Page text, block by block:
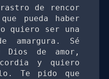
de rencor
quiero ser una
amargura. Sé
Dios de amor,
y quiero
Te pido que